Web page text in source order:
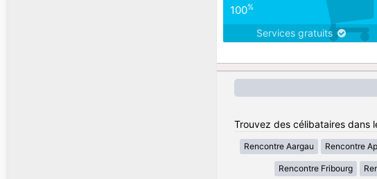
100%
Services gratuits
Trouvez des célibataires dans
Rencontre Aargau Rencontre
Rencontre Fribourg